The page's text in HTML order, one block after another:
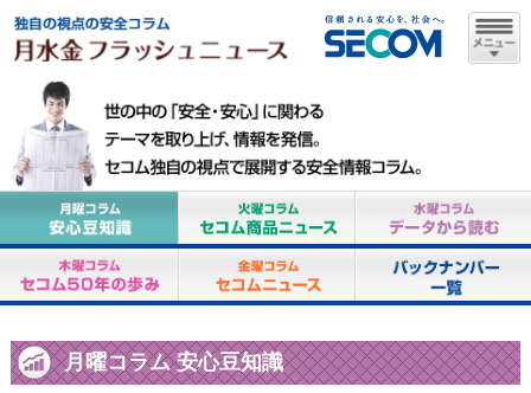
月曜コラム 安心豆知識